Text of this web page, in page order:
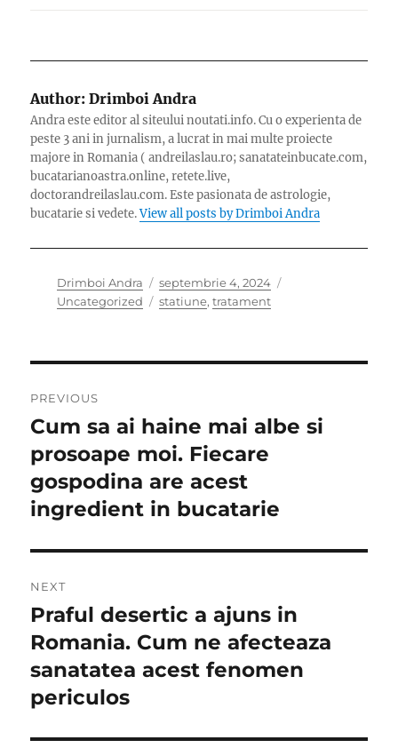
Author: Drimboi Andra
Andra este editor al siteului noutati.info. Cu o experienta de
peste 3 ani in jurnalism, a lucrat in mai multe proiecte
majore in Romania ( andreilaslau.ro; sanatateinbucate.com,
bucatarianoastra.online, retete.live,
doctorandreilaslau.com. Este pasionata de astrologie,
bucatarie si vedete.View all posts by Drimboi Andra
Author
Drimboi Andra
Posted
on
septembrie 4, 2024
Uncategorized
Tags
statiune, tratament
în
articole
PREVIOUS
Previous
post:
Cum sa ai haine mai albe si
prosoape moi. Fiecare
gospodina are acest
ingredient in bucatarie
NEXT
Next
post:
Praful desertic a ajuns in
Romania. Cum ne afecteaza
sanatatea acest fenomen
periculos